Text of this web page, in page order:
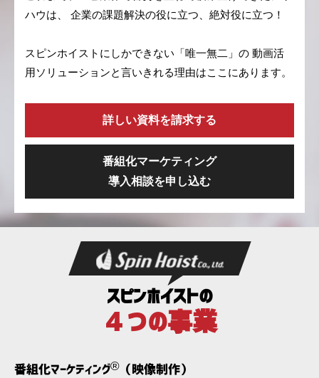
ハウは、 企業の課題解決の役に立つ、絶対役に立つ！
スピンホイストにしかできない「唯一無二」の 動画活
用ソリューションと言いきれる理由はここにあります。
詳しい資料を請求する
番組化マーケティング
導入相談を申し込む
スピンホイストの
４つの事業
番組化マーケティング® （映像制作）